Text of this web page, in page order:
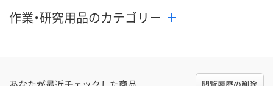
作業・研究用品のカテゴリー
閲覧履歴の削除